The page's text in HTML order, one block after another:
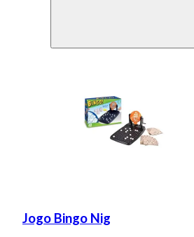
Jogo Bingo Nig